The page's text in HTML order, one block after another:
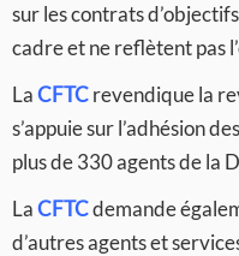
sur les contrats
cadre et ne reflètent pas
LaCFTCrevendique la
s’appuie sur l’adhésion
plus de 330 agents de la
LaCFTCdemande
d’autres agents et